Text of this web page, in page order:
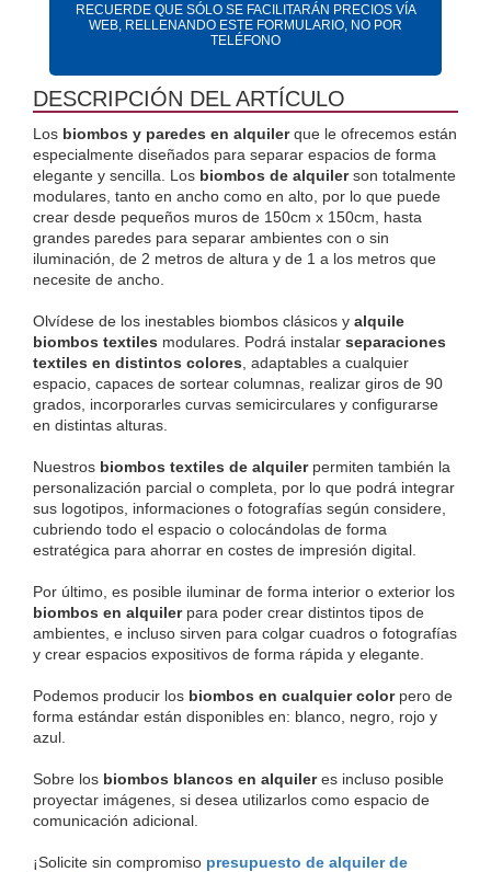
RECUERDE QUE SÓLO SE FACILITARÁN PRECIOS VÍA
WEB, RELLENANDO ESTE FORMULARIO, NO POR
TELÉFONO
DESCRIPCIÓN DEL ARTÍCULO
Los biombos y paredes en alquiler que le ofrecemos están
especialmente diseñados para separar espacios de forma
elegante y sencilla. Los biombos de alquiler son totalmente
modulares, tanto en ancho como en alto, por lo que puede
crear desde pequeños muros de 150cm x 150cm, hasta
grandes paredes para separar ambientes con o sin
iluminación, de 2 metros de altura y de 1 a los metros que
necesite de ancho.
Olvídese de los inestables biombos clásicos y alquile
biombos textiles modulares. Podrá instalar separaciones
textiles en distintos colores , adaptables a cualquier
espacio, capaces de sortear columnas, realizar giros de 90
grados, incorporarles curvas semicirculares y configurarse
en distintas alturas.
Nuestros biombos textiles de alquiler permiten también la
personalización parcial o completa, por lo que podrá integrar
sus logotipos, informaciones o fotografías según considere,
cubriendo todo el espacio o colocándolas de forma
estratégica para ahorrar en costes de impresión digital.
biombos en alquiler para poder crear distintos tipos de
ambientes, e incluso sirven para colgar cuadros o fotografías
y crear espacios expositivos de forma rápida y elegante.
Podemos producir los biombos en cualquier color pero de
forma estándar están disponibles en: blanco, negro, rojo y
azul.
Sobre los biombos blancos en alquiler es incluso posible
proyectar imágenes, si desea utilizarlos como espacio de
comunicación adicional.
¡Solicite sin compromiso presupuesto de alquiler de